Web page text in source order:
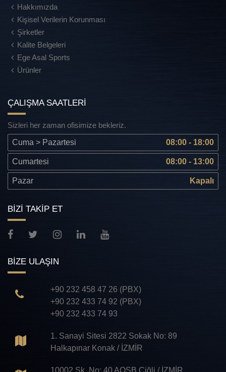
Hakkımızda
Kişisel Verilerin Korunması
Şirketler
Kalite Belgeleri
Ege Asal Sports
Ürünler
ÇALIŞMA SAATLERİ
Sizleri her zaman ofisimize bekleriz.
Cuma > Pazartesi
08:00 - 18:00
Cumartesi 08:00 - 13:00
Pazar Kapalı
BİZİ TAKİP ET
BİZE ULAŞIN
+90 232 458 47 26 (PBX)
+90 232 433 74 92 (PBX)
+90 232 433 74 93
1. Sanayi Sitesi 2822 Sokak No: 89
Halkapınar Konak / İZMİR
10002 Sk. No: 40 AOSB Çiğli / İZMİR